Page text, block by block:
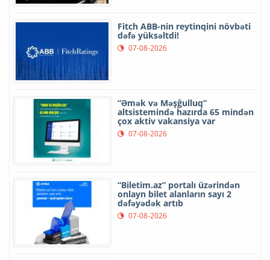
Fitch ABB-nin reytinqini növbəti
dəfə yüksəltdi!
07-08-2026
“Əmək və Məşğulluq”
altsistemində hazırda 65 mindən
çox aktiv vakansiya var
07-08-2026
“Biletim.az” portalı üzərindən
onlayn bilet alanların sayı 2
dəfəyədək artıb
07-08-2026